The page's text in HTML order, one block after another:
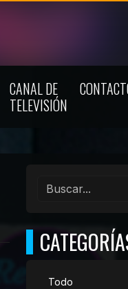
CANAL DE
TELEVISIÓN
Todo